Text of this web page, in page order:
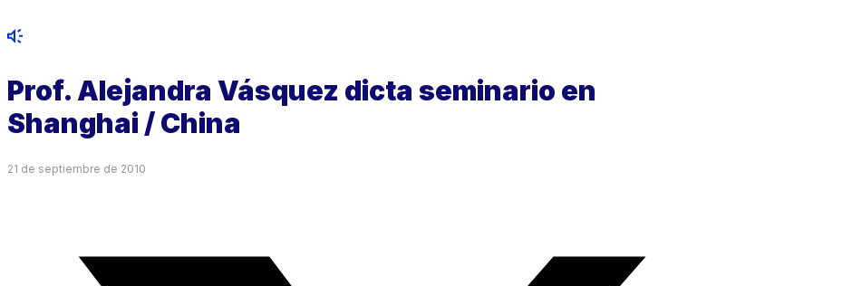
Prof. Alejandra Vásquez dicta seminario en
Shanghai / China
21 de septiembre de 2010